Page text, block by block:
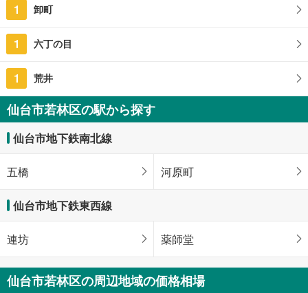
1 卸町
1 六丁の目
1 荒井
仙台市若林区の駅から探す
仙台市地下鉄南北線
五橋 河原町
仙台市地下鉄東西線
連坊 薬師堂
仙台市若林区の周辺地域の価格相場